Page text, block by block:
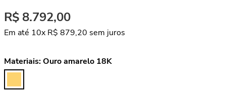
R$ 8.792,00
Em até 10x R$ 879,20 sem juros
Materiais:Ouro amarelo 18K